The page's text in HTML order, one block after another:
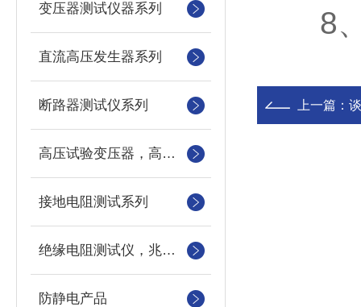
变压器测试仪器系列
直流高压发生器系列
断路器测试仪系列
高压试验变压器，高压测量仪，数字微安表
接地电阻测试系列
绝缘电阻测试仪，兆欧表，摇表，电动摇表
防静电产品
8、
上一篇：